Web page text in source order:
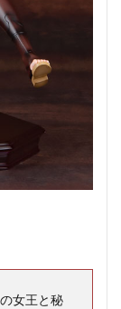
女王と秘